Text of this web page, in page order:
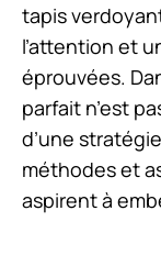
tapis
l’attention et
éprouvées.
parfait n’est
d’une
méthodes et
aspirent à